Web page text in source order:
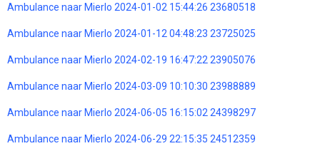
Ambulance naar Mierlo 2024-01-02 15:44:26 23680518
Ambulance naar Mierlo 2024-01-12 04:48:23 23725025
Ambulance naar Mierlo 2024-02-19 16:47:22 23905076
Ambulance naar Mierlo 2024-03-09 10:10:30 23988889
Ambulance naar Mierlo 2024-06-05 16:15:02 24398297
Ambulance naar Mierlo 2024-06-29 22:15:35 24512359